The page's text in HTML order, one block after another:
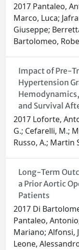
2017 Pantaleo,
Marco, Luca;
Giuseppe;
Bartolomeo,
Impact of Pre-
Hypertension
and Survival
2017 Loforte,
G.; Cefarelli, M.;
Russo, A.; Martin
Long-Term
a Prior Aortic
Patients
2017 Di
Pantaleo,
Mariano; Alfonsi,
Leone,